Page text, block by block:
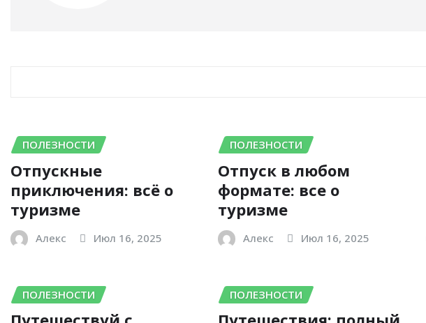
ПОЛЕЗНОСТИ
Отпускные
приключения: всё о
туризме
Алекс Июл 16, 2025
ПОЛЕЗНОСТИ
Отпуск в любом
формате: все о
туризме
Алекс Июл 16, 2025
ПОЛЕЗНОСТИ ПОЛЕЗНОСТИ